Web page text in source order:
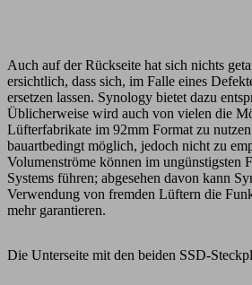
Auch auf der Rückseite hat sich nichts
ersichtlich, dass sich, im Falle eines
ersetzen lassen. Synology bietet dazu
Üblicherweise wird auch von vielen die
Lüfterfabrikate im 92mm Format zu
bauartbedingt möglich, jedoch nicht zu
Volumenströme können im ungünstigsten
Systems führen; abgesehen davon kann
Verwendung von fremden Lüftern die
mehr garantieren.
Die Unterseite mit den beiden SSD-